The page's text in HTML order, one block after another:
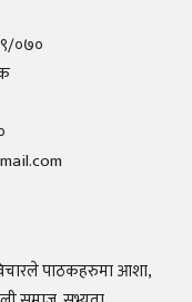
०७०
पाठकहरुमा आशा,